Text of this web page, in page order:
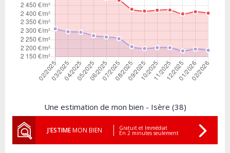
Une estimation de mon bien - Isère (38)
J'ESTIMEMON BIEN Gratuit et Immédiat
En 2 minutes seulement